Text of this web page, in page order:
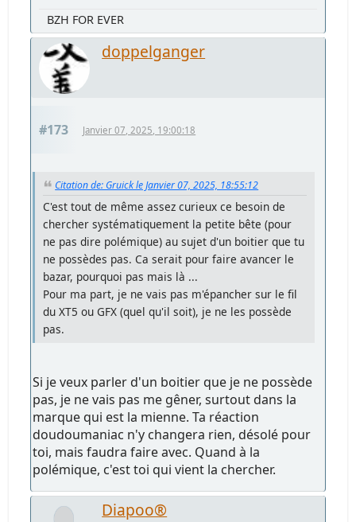
BZH FOR EVER
doppelganger
#173 Janvier 07, 2025, 19:00:18
Citation de: Gruick le Janvier 07, 2025, 18:55:12
C'est tout de même assez curieux ce besoin de
chercher systématiquement la petite bête (pour
ne pas dire polémique) au sujet d'un boitier que tu
ne possèdes pas. Ca serait pour faire avancer le
bazar, pourquoi pas mais là ...
Pour ma part, je ne vais pas m'épancher sur le fil
du XT5 ou GFX (quel qu'il soit), je ne les possède
pas.
Si je veux parler d'un boitier que je ne possède
pas, je ne vais pas me gêner, surtout dans la
marque qui est la mienne. Ta réaction
doudoumaniac n'y changera rien, désolé pour
toi, mais faudra faire avec. Quand à la
polémique, c'est toi qui vient la chercher.
Diapoo®